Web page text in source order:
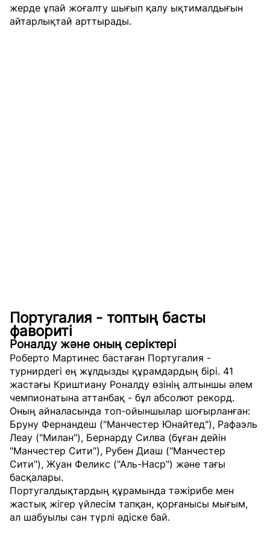
жерде ұпай жоғалту шығып қалу ықтималдығын
айтарлықтай арттырады.
Португалия - топтың басты
фавориті
Роналду және оның серіктері
Роберто Мартинес бастаған Португалия -
турнирдегі ең жұлдызды құрамдардың бірі. 41
жастағы Криштиану Роналду өзінің алтыншы әлем
чемпионатына аттанбақ - бұл абсолют рекорд.
Оның айналасында топ-ойыншылар шоғырланған:
Бруну Фернандеш ("Манчестер Юнайтед"), Рафаэль
Леау ("Милан"), Бернарду Силва (бұған дейін
"Манчестер Сити"), Рубен Диаш ("Манчестер
Сити"), Жуан Феликс ("Аль-Наср") және тағы
басқалары.
Португалдықтардың құрамында тәжірибе мен
жастық жігер үйлесім тапқан, қорғанысы мығым,
ал шабуылы сан түрлі әдіске бай.